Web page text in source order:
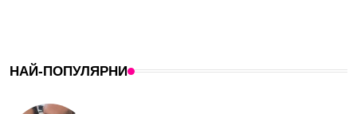
НАЙ-ПОПУЛЯРНИ